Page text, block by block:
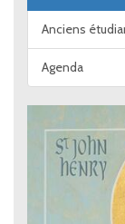
Anciens
Agenda